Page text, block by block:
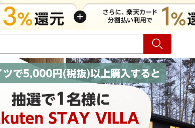
ッピング 旅行 サービス